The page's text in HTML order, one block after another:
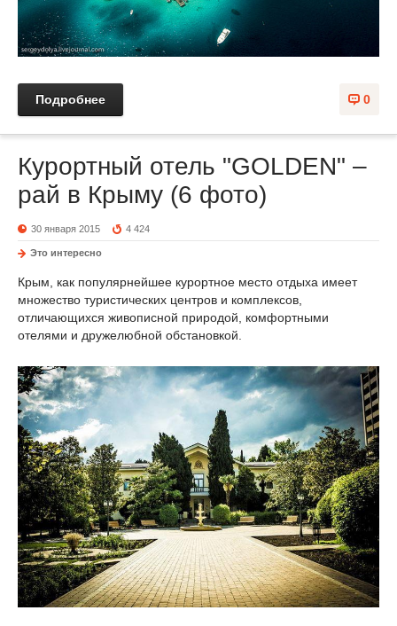
0
Подробнее
Курортный отель "GOLDEN" –
рай в Крыму (6 фото)
30 января 2015 4 424
Это интересно
Крым, как популярнейшее курортное место отдыха имеет
множество туристических центров и комплексов,
отличающихся живописной природой, комфортными
отелями и дружелюбной обстановкой.